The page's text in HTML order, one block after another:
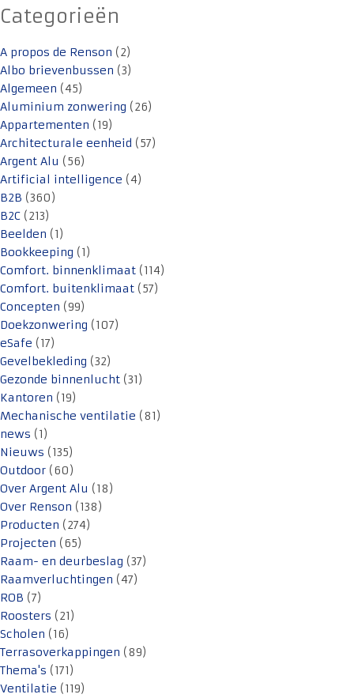
Categorieën
A propos de Renson (2)
Albo brievenbussen (3)
Algemeen (45)
Aluminium zonwering (26)
Appartementen (19)
Architecturale eenheid (57)
Argent Alu (56)
Artificial intelligence (4)
B2B (360)
B2C (213)
Beelden (1)
Bookkeeping (1)
Comfort. binnenklimaat (114)
Comfort. buitenklimaat (57)
Concepten (99)
Doekzonwering (107)
eSafe (17)
Gevelbekleding (32)
Gezonde binnenlucht (31)
Kantoren (19)
Mechanische ventilatie (81)
news (1)
Nieuws (135)
Outdoor (60)
Over Argent Alu (18)
Over Renson (138)
Producten (274)
Projecten (65)
Raam- en deurbeslag (37)
Raamverluchtingen (47)
ROB (7)
Roosters (21)
Scholen (16)
Terrasoverkappingen (89)
Thema's (171)
Ventilatie (119)